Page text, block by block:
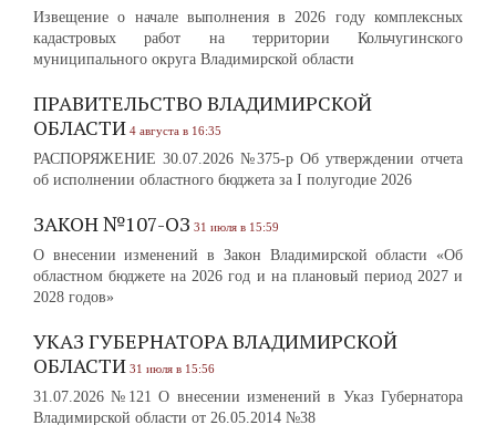
Извещение о начале выполнения в 2026 году комплексных
кадастровых работ на территории Кольчугинского
муниципального округа Владимирской области
ПРАВИТЕЛЬСТВО ВЛАДИМИРСКОЙ
ОБЛАСТИ 4 августа в 16:35
РАСПОРЯЖЕНИЕ 30.07.2026 №375-р Об утверждении отчета
об исполнении областного бюджета за I полугодие 2026
ЗАКОН №107-ОЗ 31 июля в 15:59
О внесении изменений в Закон Владимирской области «Об
областном бюджете на 2026 год и на плановый период 2027 и
2028 годов»
УКАЗ ГУБЕРНАТОРА ВЛАДИМИРСКОЙ
ОБЛАСТИ 31 июля в 15:56
31.07.2026 №121 О внесении изменений в Указ Губернатора
Владимирской области от 26.05.2014 №38